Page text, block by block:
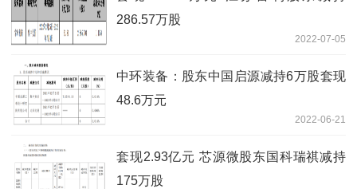
286.57万股
2022-07-05
中环装备：股东中国启源减持6万股套现
48.6万元
2022-06-21
套现2.93亿元 芯源微股东国科瑞祺减持
175万股